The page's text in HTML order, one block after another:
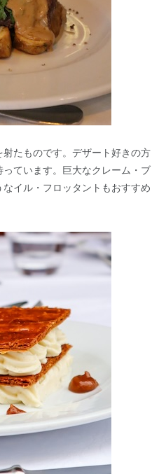
たものです。デザート好きの方
ています。巨大なクレーム・ブ
イル・フロッタントもおすすめ